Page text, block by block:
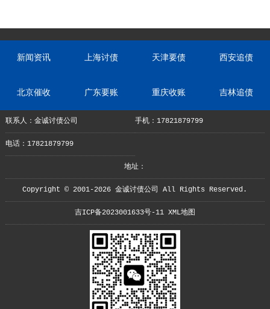
新闻资讯 上海讨债 天津要债 西安追债
北京催收 广东要账 重庆收账 吉林追债
联系人：金诚讨债公司 手机：17821879799
电话：17821879799
地址：
Copyright © 2001-2026 金诚讨债公司 All Rights Reserved.
吉ICP备2023001633号-11 XML地图